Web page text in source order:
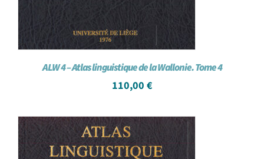
ALW 4 – Atlas linguistique de la Wallonie. Tome 4
110,00 €